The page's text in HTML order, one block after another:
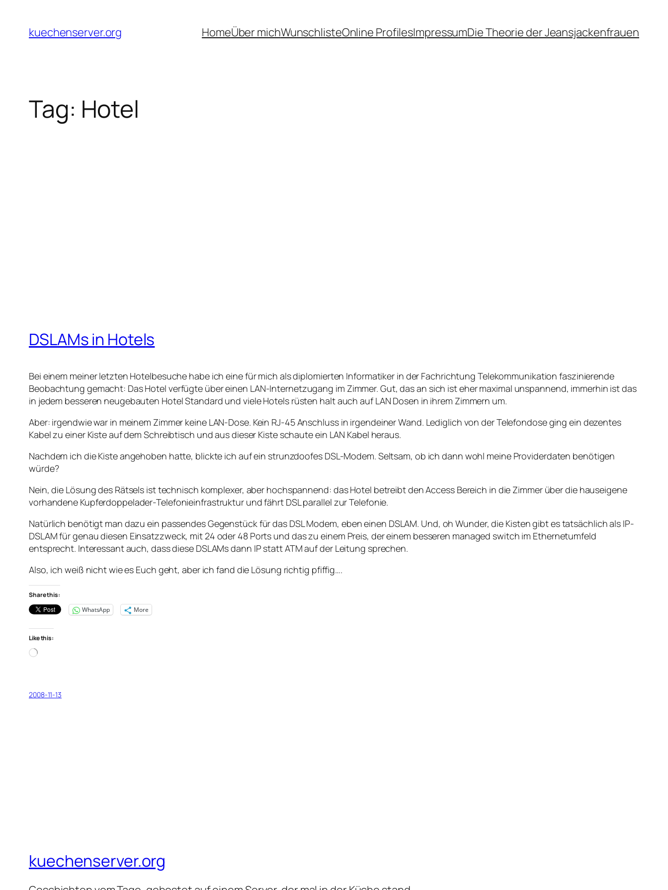
content
kuechenserver.org HomeÜber michWunschlisteOnline ProfilesImpressumDie Theorie der Jeansjackenfrauen
Tag: Hotel
DSLAMs in Hotels
Bei einem meiner letzten Hotelbesuche habe ich eine für mich als diplomierten Informatiker in der Fachrichtung Telekommunikation faszinierende
Beobachtung gemacht: Das Hotel verfügte über einen LAN-Internetzugang im Zimmer. Gut, das an sich ist eher maximal unspannend, immerhin ist das
in jedem besseren neugebauten Hotel Standard und viele Hotels rüsten halt auch auf LAN Dosen in ihrem Zimmern um.
Aber: irgendwie war in meinem Zimmer keine LAN-Dose. Kein RJ-45 Anschluss in irgendeiner Wand. Lediglich von der Telefondose ging ein dezentes
Kabel zu einer Kiste auf dem Schreibtisch und aus dieser Kiste schaute ein LAN Kabel heraus.
Nachdem ich die Kiste angehoben hatte, blickte ich auf ein strunzdoofes DSL-Modem. Seltsam, ob ich dann wohl meine Providerdaten benötigen
würde?
Nein, die Lösung des Rätsels ist technisch komplexer, aber hochspannend: das Hotel betreibt den Access Bereich in die Zimmer über die hauseigene
vorhandene Kupferdoppelader-Telefonieinfrastruktur und fährt DSL parallel zur Telefonie.
Natürlich benötigt man dazu ein passendes Gegenstück für das DSL Modem, eben einen DSLAM. Und, oh Wunder, die Kisten gibt es tatsächlich als IP-
DSLAM für genau diesen Einsatzzweck, mit 24 oder 48 Ports und das zu einem Preis, der einem besseren managed switch im Ethernetumfeld
entsprecht. Interessant auch, dass diese DSLAMs dann IP statt ATM auf der Leitung sprechen.
Also, ich weiß nicht wie es Euch geht, aber ich fand die Lösung richtig pfiffig….
Share this:
WhatsApp
More
Like this:
Loading…
2008-11-13
kuechenserver.org